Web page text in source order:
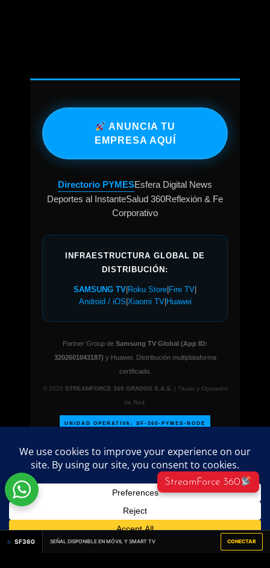
StreamForce 360
ANUNCIA TU
EMPRESA AQUÍ
Directorio PYMESEsfera Digital News
Deportes al InstanteSalud 360Reflexión & Fe
Corporativo
INFRAESTRUCTURA GLOBAL DE
DISTRIBUCIÓN:
SAMSUNG TV Roku Store Fire TV
Android / iOS Xiaomi TV| Huawei
Partner Group de Samsung TV Global (App ID:
3202601043187) y Huawei. Distribución multiplataforma
certificada.
© 2026 STREAMFORCE 360 GRADOS S.A.S. | Titular y Operador
de Red.
UNIDAD OPERATIVA: SF-360-PYMES-NODE
derechos reservados.Directorio empresarial
administrado porstreamforce360º
SF360 SEÑAL DISPONIBLE EN MÓVIL Y SMART TV CONECTAR